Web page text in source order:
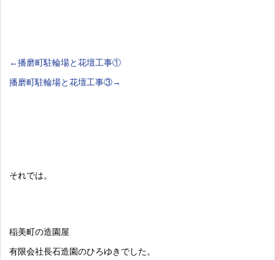
←播磨町駐輪場と花壇工事①
播磨町駐輪場と花壇工事③→
それでは。
稲美町の造園屋
有限会社長石造園のひろゆきでした。